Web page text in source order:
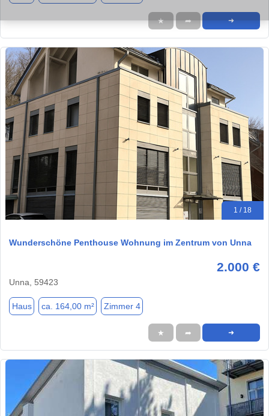
★ ➦ ➜
1 / 18
Wunderschöne Penthouse Wohnung im Zentrum von Unna
2.000 €
Unna, 59423
Haus ca. 164,00 m² Zimmer 4
★ ➦ ➜